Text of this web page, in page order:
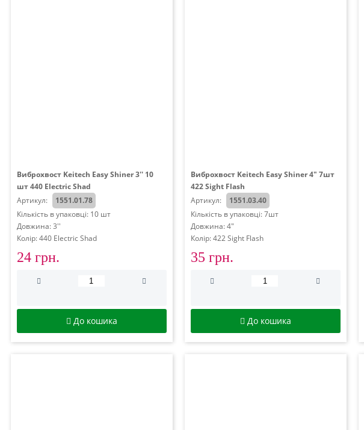
Виброхвост Keitech Easy Shiner 3'' 10
шт 440 Electric Shad
Артикул:
1551.01.78
Кількість в упаковці: 10 шт
Довжина: 3''
Колір: 440 Electric Shad
24 грн.
До кошика
Виброхвост Keitech Easy Shiner 4" 7шт
422 Sight Flash
Артикул:
1551.03.40
Кількість в упаковці: 7шт
Довжина: 4"
Колір: 422 Sight Flash
35 грн.
До кошика